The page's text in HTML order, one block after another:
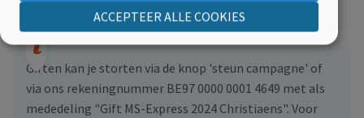
bewegen voor MS. Steun jij onze actie?
Giften kan je storten via de knop 'steun campagne' of
via ons rekeningnummer BE97 0000 0001 4649 met als
mededeling "Gift MS-Express 2024 Christiaens". Voor
ACCEPTEER ALLE COOKIES